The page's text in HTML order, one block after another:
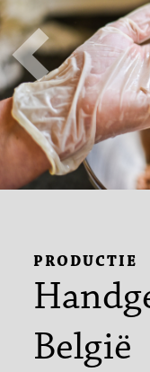
Previous
PRODUCTIE
België